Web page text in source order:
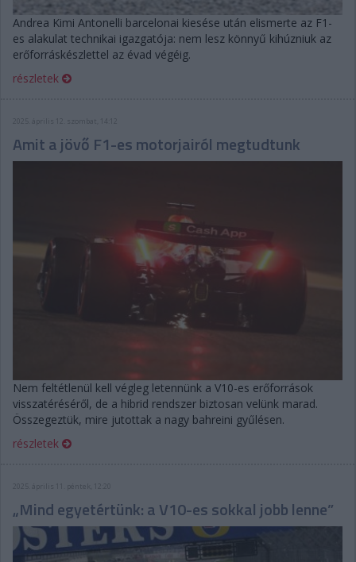
Andrea Kimi Antonelli barcelonai kiesése után elismerte az F1-
es alakulat technikai igazgatója: nem lesz könnyű kihúzniuk az
erőforráskészlettel az évad végéig.
részletek
2025. április 12. szombat, 14:12
Amit a jövő F1-es motorjairól megtudtunk
Nem feltétlenül kell végleg letennünk a V10-es erőforrások
visszatéréséről, de a hibrid rendszer biztosan velünk marad.
Összegeztük, mire jutottak a nagy bahreini gyűlésen.
részletek
2025. április 11. péntek, 12:20
„Mind egyetértünk: a V10-es sokkal jobb lenne”